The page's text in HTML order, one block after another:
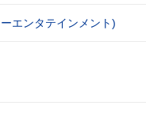
エンタテインメント)